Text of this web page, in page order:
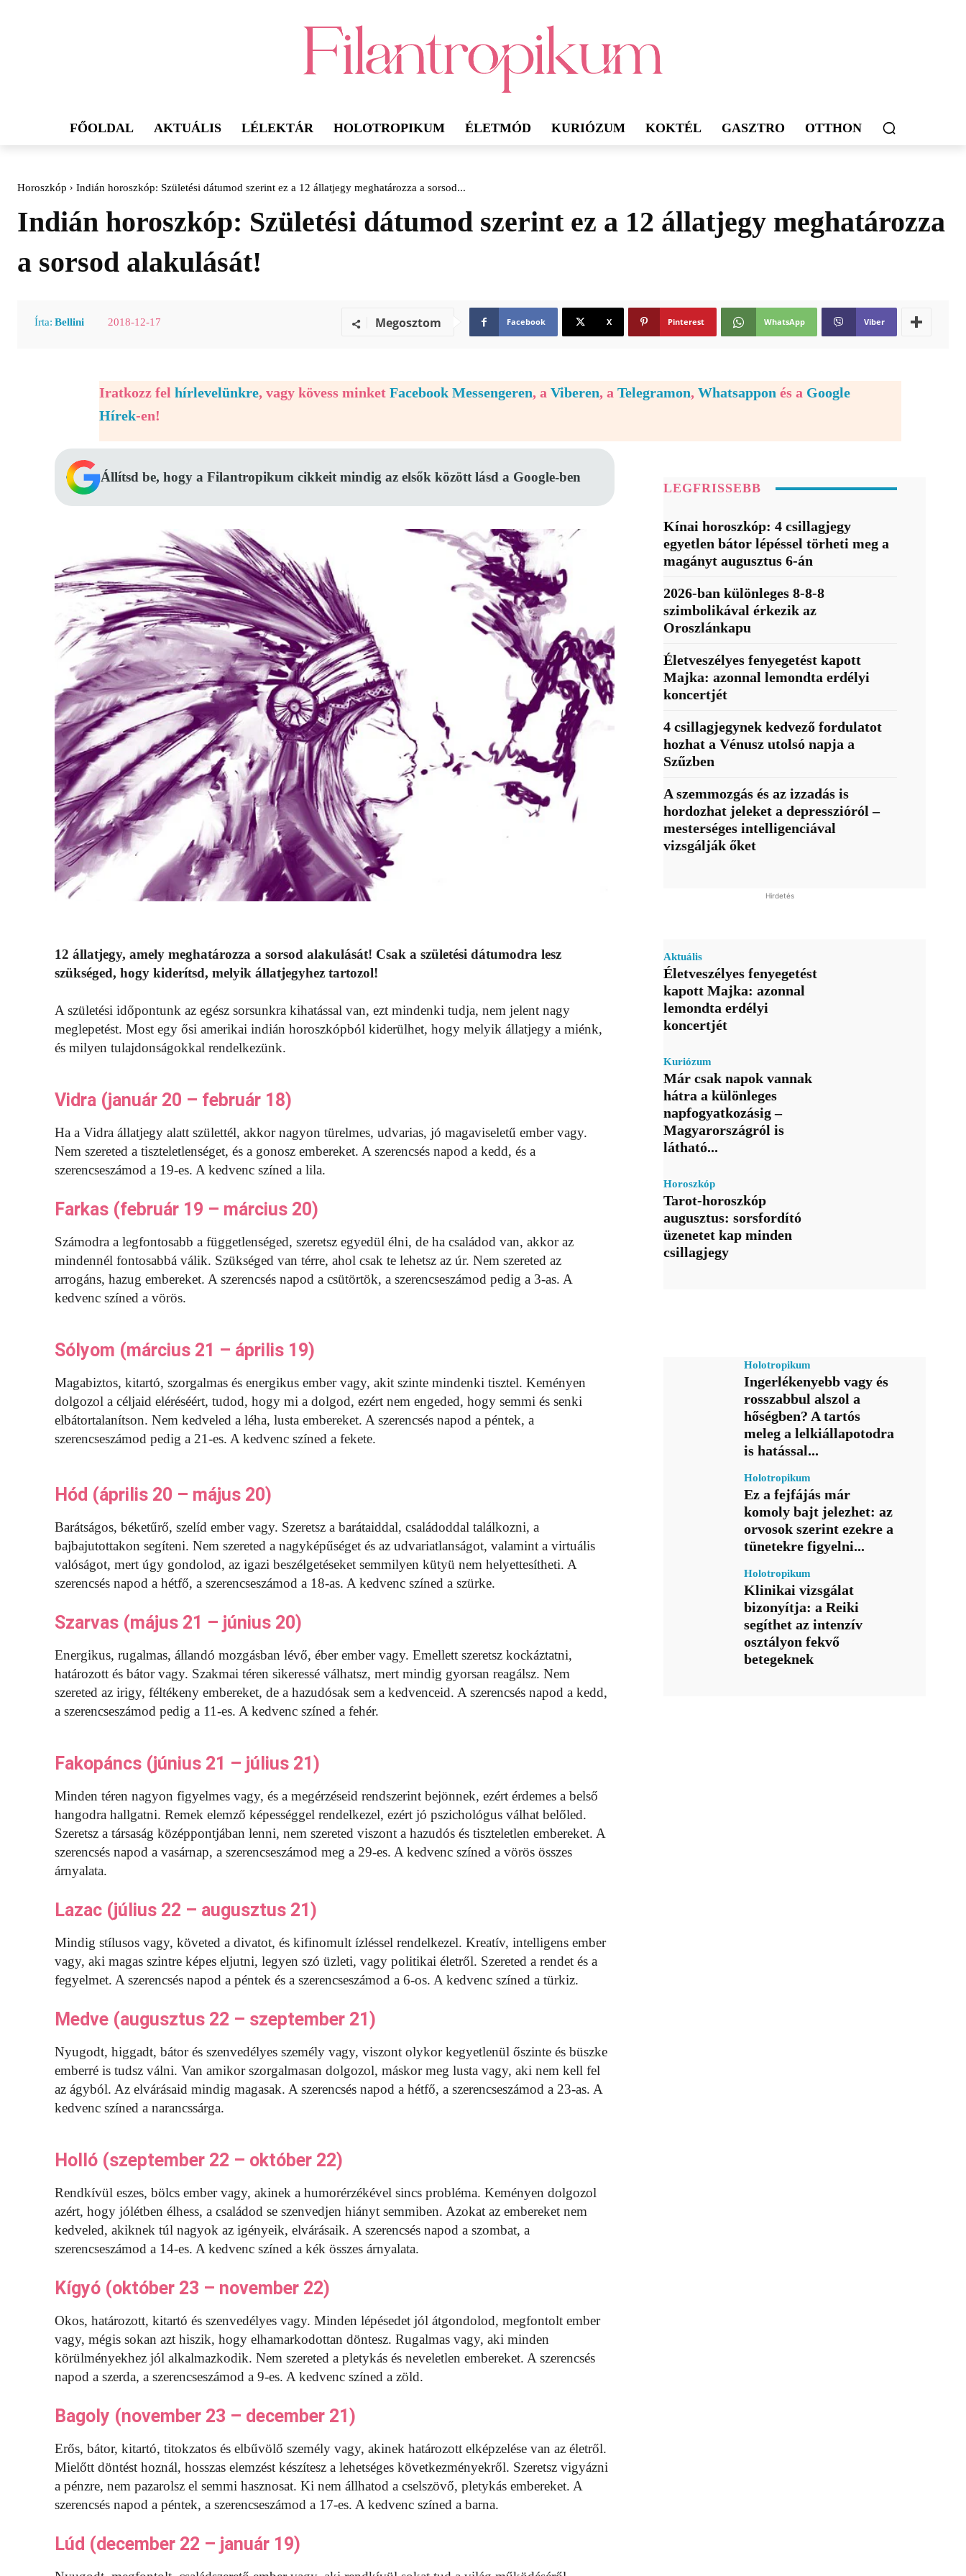
FŐOLDAL AKTUÁLIS LÉLEKTÁR HOLOTROPIKUM ÉLETMÓD KURIÓZUM KOKTÉL GASZTRO OTTHON
Horoszkóp Indián horoszkóp: Születési dátumod szerint ez a 12 állatjegy meghatározza a sorsod...
Indián horoszkóp: Születési dátumod szerint ez a 12 állatjegy meghatározza
a sorsod alakulását!
Írta: Bellini 2018-12-17 Megosztom Facebook X Pinterest WhatsApp Viber
Iratkozz fel hírlevelünkre, vagy kövess minket Facebook Messengeren, a Viberen, a Telegramon, Whatsappon és a Google
Hírek-en!
Állítsd be, hogy a Filantropikum cikkeit mindig az elsők között lásd a Google-ben
12 állatjegy, amely meghatározza a sorsod alakulását! Csak a születési dátumodra lesz
szükséged, hogy kiderítsd, melyik állatjegyhez tartozol!
A születési időpontunk az egész sorsunkra kihatással van, ezt mindenki tudja, nem jelent nagy
meglepetést. Most egy ősi amerikai indián horoszkópból kiderülhet, hogy melyik állatjegy a miénk,
és milyen tulajdonságokkal rendelkezünk.
Vidra (január 20 – február 18)
Ha a Vidra állatjegy alatt születtél, akkor nagyon türelmes, udvarias, jó magaviseletű ember vagy.
Nem szereted a tiszteletlenséget, és a gonosz embereket. A szerencsés napod a kedd, és a
szerencseszámod a 19-es. A kedvenc színed a lila.
Farkas (február 19 – március 20)
Számodra a legfontosabb a függetlenséged, szeretsz egyedül élni, de ha családod van, akkor az
mindennél fontosabbá válik. Szükséged van térre, ahol csak te lehetsz az úr. Nem szereted az
arrogáns, hazug embereket. A szerencsés napod a csütörtök, a szerencseszámod pedig a 3-as. A
kedvenc színed a vörös.
Sólyom (március 21 – április 19)
Magabiztos, kitartó, szorgalmas és energikus ember vagy, akit szinte mindenki tisztel. Keményen
dolgozol a céljaid eléréséért, tudod, hogy mi a dolgod, ezért nem engeded, hogy semmi és senki
elbátortalanítson. Nem kedveled a léha, lusta embereket. A szerencsés napod a péntek, a
szerencseszámod pedig a 21-es. A kedvenc színed a fekete.
Hód (április 20 – május 20)
Barátságos, béketűrő, szelíd ember vagy. Szeretsz a barátaiddal, családoddal találkozni, a
bajbajutottakon segíteni. Nem szereted a nagyképűséget és az udvariatlanságot, valamint a virtuális
valóságot, mert úgy gondolod, az igazi beszélgetéseket semmilyen kütyü nem helyettesítheti. A
szerencsés napod a hétfő, a szerencseszámod a 18-as. A kedvenc színed a szürke.
Szarvas (május 21 – június 20)
Energikus, rugalmas, állandó mozgásban lévő, éber ember vagy. Emellett szeretsz kockáztatni,
határozott és bátor vagy. Szakmai téren sikeressé válhatsz, mert mindig gyorsan reagálsz. Nem
szereted az irigy, féltékeny embereket, de a hazudósak sem a kedvenceid. A szerencsés napod a kedd,
a szerencseszámod pedig a 11-es. A kedvenc színed a fehér.
Fakopáncs (június 21 – július 21)
Minden téren nagyon figyelmes vagy, és a megérzéseid rendszerint bejönnek, ezért érdemes a belső
hangodra hallgatni. Remek elemző képességgel rendelkezel, ezért jó pszichológus válhat belőled.
Szeretsz a társaság középpontjában lenni, nem szereted viszont a hazudós és tiszteletlen embereket. A
szerencsés napod a vasárnap, a szerencseszámod meg a 29-es. A kedvenc színed a vörös összes
árnyalata.
Lazac (július 22 – augusztus 21)
Mindig stílusos vagy, követed a divatot, és kifinomult ízléssel rendelkezel. Kreatív, intelligens ember
vagy, aki magas szintre képes eljutni, legyen szó üzleti, vagy politikai életről. Szereted a rendet és a
fegyelmet. A szerencsés napod a péntek és a szerencseszámod a 6-os. A kedvenc színed a türkiz.
Medve (augusztus 22 – szeptember 21)
Nyugodt, higgadt, bátor és szenvedélyes személy vagy, viszont olykor kegyetlenül őszinte és büszke
emberré is tudsz válni. Van amikor szorgalmasan dolgozol, máskor meg lusta vagy, aki nem kell fel
az ágyból. Az elvárásaid mindig magasak. A szerencsés napod a hétfő, a szerencseszámod a 23-as. A
kedvenc színed a narancssárga.
Holló (szeptember 22 – október 22)
Rendkívül eszes, bölcs ember vagy, akinek a humorérzékével sincs probléma. Keményen dolgozol
azért, hogy jólétben élhess, a családod se szenvedjen hiányt semmiben. Azokat az embereket nem
kedveled, akiknek túl nagyok az igényeik, elvárásaik. A szerencsés napod a szombat, a
szerencseszámod a 14-es. A kedvenc színed a kék összes árnyalata.
Kígyó (október 23 – november 22)
Okos, határozott, kitartó és szenvedélyes vagy. Minden lépésedet jól átgondolod, megfontolt ember
vagy, mégis sokan azt hiszik, hogy elhamarkodottan döntesz. Rugalmas vagy, aki minden
körülményekhez jól alkalmazkodik. Nem szereted a pletykás és neveletlen embereket. A szerencsés
napod a szerda, a szerencseszámod a 9-es. A kedvenc színed a zöld.
Bagoly (november 23 – december 21)
Erős, bátor, kitartó, titokzatos és elbűvölő személy vagy, akinek határozott elképzelése van az életről.
Mielőtt döntést hoznál, hosszas elemzést készítesz a lehetséges következményekről. Szeretsz vigyázni
a pénzre, nem pazarolsz el semmi hasznosat. Ki nem állhatod a cselszövő, pletykás embereket. A
szerencsés napod a péntek, a szerencseszámod a 17-es. A kedvenc színed a barna.
Lúd (december 22 – január 19)
LEGFRISSEBB
Kínai horoszkóp: 4 csillagjegy
egyetlen bátor lépéssel törheti meg a
magányt augusztus 6-án
2026-ban különleges 8-8-8
szimbolikával érkezik az
Oroszlánkapu
Életveszélyes fenyegetést kapott
Majka: azonnal lemondta erdélyi
koncertjét
4 csillagjegynek kedvező fordulatot
hozhat a Vénusz utolsó napja a
Szűzben
A szemmozgás és az izzadás is
hordozhat jeleket a depresszióról –
mesterséges intelligenciával
vizsgálják őket
Hirdetés
Aktuális
Életveszélyes fenyegetést
kapott Majka: azonnal
lemondta erdélyi
koncertjét
Kuriózum
Már csak napok vannak
hátra a különleges
napfogyatkozásig –
Magyarországról is
látható...
Horoszkóp
Tarot-horoszkóp
augusztus: sorsfordító
üzenetet kap minden
csillagjegy
Holotropikum
Ingerlékenyebb vagy és
rosszabbul alszol a
hőségben? A tartós
meleg a lelkiállapotodra
is hatással...
Holotropikum
Ez a fejfájás már
komoly bajt jelezhet: az
orvosok szerint ezekre a
tünetekre figyelni...
Holotropikum
Klinikai vizsgálat
bizonyítja: a Reiki
segíthet az intenzív
osztályon fekvő
betegeknek